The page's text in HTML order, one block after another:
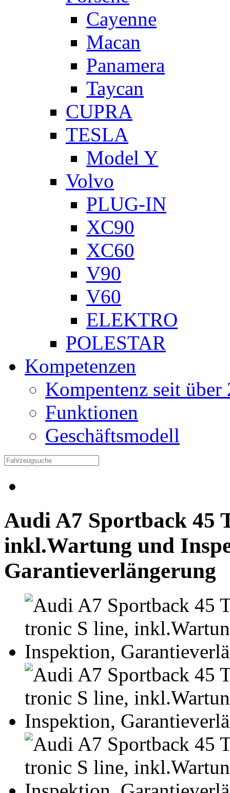
Cayenne
Macan
Panamera
Taycan
CUPRA
TESLA
Model Y
Volvo
PLUG-IN
XC90
XC60
V90
V60
ELEKTRO
POLESTAR
Kompetenzen
Kompentenz seit über
Funktionen
Geschäftsmodell
Audi A7 Sportback 45
inkl.Wartung und
Garantieverlängerung